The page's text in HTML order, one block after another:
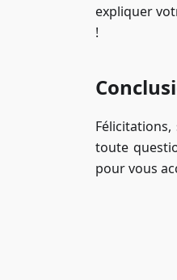
expliquer
!
toute
pour vous